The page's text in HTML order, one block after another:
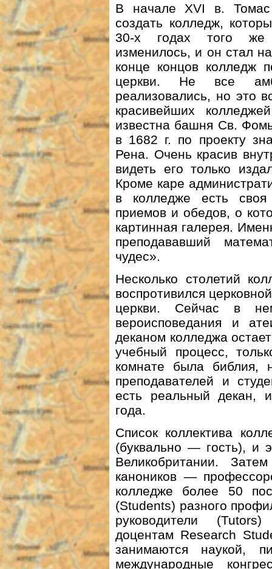
В начале XVI в. Томас
создать колледж,
30-х годах того же
изменилось, и он стал
конце концов колледж
церкви. Не все
реализовались, но это
красивейших
известна башня Св.
в 1682 г. по проекту
Рена. Очень красив
видеть его только
Кроме каре
в колледже есть
приемов и обедов, о
картинная галерея.
преподававший
чудес».
Несколько столетий
воспротивился
церкви. Сейчас в
вероисповедания и
деканом колледжа
учебный процесс,
комнате была библия,
преподавателей и
есть реальный декан,
года.
Список коллектива
(буквально — гость), и
Великобритании.
каноников —
колледже более 50
(Students) разного
руководители
доцентам Research
занимаются наукой,
международные